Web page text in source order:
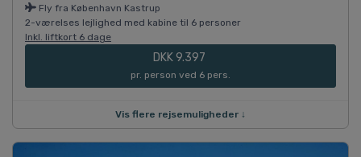
Fly fra København Kastrup
2-værelses lejlighed med kabine til 6 personer
Inkl. liftkort 6 dage
DKK 9.397
pr. person ved 6 pers.
Vis flere rejsemuligheder ↓